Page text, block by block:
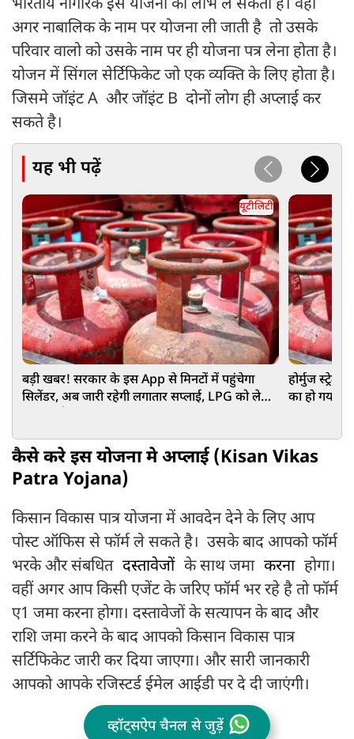
भारतीय नागरिक इस योजना का लाभ ले सकता है। वहीं
अगर नाबालिक के नाम पर योजना ली जाती है तो उसके
परिवार वालो को उसके नाम पर ही योजना पत्र लेना होता है।
योजन में सिंगल सेर्टिफिकेट जो एक व्यक्ति के लिए होता है।
जिसमे जॉइंट A और जॉइंट B दोनों लोग ही अप्लाई कर
सकते है।
यह भी पढ़ें
यूटीलिटी
बड़ी खबर! सरकार के इस App से मिनटों में पहुंचेगा
सिलेंडर, अब जारी रहेगी लगातार सप्लाई, LPG को लेकर
होर्मुज स्ट्रेट
का हो गया
कैसे करे इस योजना मे अप्लाई (Kisan Vikas
Patra Yojana)
किसान विकास पात्र योजना में आवदेन देने के लिए आप
पोस्ट ऑफिस से फॉर्म ले सकते है। उसके बाद आपको फॉर्म
भरके और संबधित दस्तावेजों के साथ जमा करना होगा।
वहीं अगर आप किसी एजेंट के जरिए फॉर्म भर रहे है तो फॉर्म
ए1 जमा करना होगा। दस्तावेजों के सत्यापन के बाद और
राशि जमा करने के बाद आपको किसान विकास पात्र
सर्टिफिकेट जारी कर दिया जाएगा। और सारी जानकारी
आपको आपके रजिस्टर्ड ईमेल आईडी पर दे दी जाएंगी।
व्हॉट्सऐप चैनल से जुड़ें